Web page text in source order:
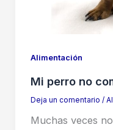
Alimentación
Mi perro no
Deja un comentario /
Muchas veces